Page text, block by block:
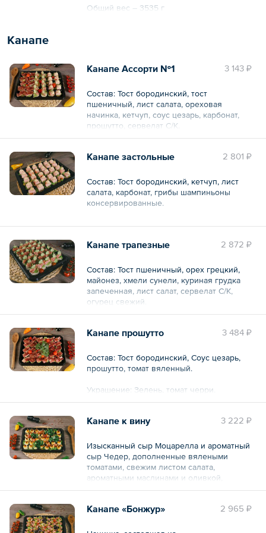
Общий вес – 3535 г
Канапе
3 143 ₽
Канапе Ассорти №1
Состав: Тост бородинский, тост
пшеничный, лист салата, ореховая
начинка, кетчуп, соус цезарь, карбонат,
прошутто, сервелат С/К.
черри, зелень.
— 30 шт.
Общий вес – 650 г
2 801 ₽
Канапе застольные
Состав: Тост бородинский, кетчуп, лист
салата, карбонат, грибы шампиньоны
консервированные.
Украшение: Оливки, маслины, зелень.
— 30 шт.
Общий вес – 780 г
2 872 ₽
Канапе трапезные
Состав: Тост пшеничный, орех грецкий,
майонез, хмели сунели, куриная грудка
запеченная, лист салат, сервелат С/К,
огурец свежий.
зелень.
— 30 шт.
3 484 ₽
Канапе прошутто
Состав: Тост бородинский, Соус цезарь,
прошутто, томат вяленный.
Украшение: Зелень, томат черри.
3 222 ₽
Канапе к вину
Изысканный сыр Моцарелла и ароматный
сыр Чедер, дополненные вялеными
томатами, свежим листом салата,
ароматными маслинами и оливкой,
сладким виноградом и хрустящим грецким
вкуса.
2 965 ₽
Канапе «Бонжур»